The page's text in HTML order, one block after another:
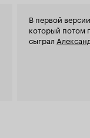
В первой
который потом
сыграл